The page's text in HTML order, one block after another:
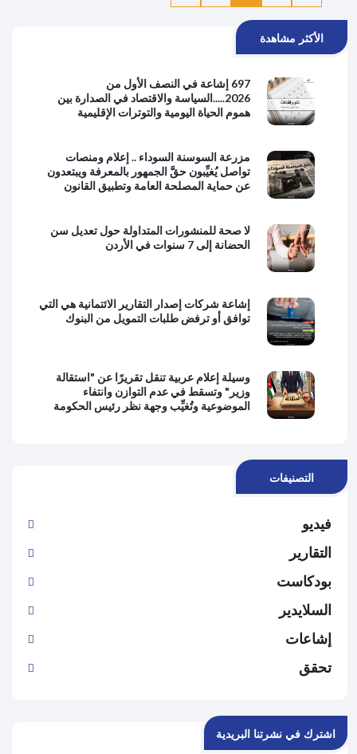
الأكثر مشاهدة
697 إشاعة في النصف الأول من
2026.....السياسة والاقتصاد في الصدارة بين
هموم الحياة اليومية والتوترات الإقليمية
مزرعة السوسنة السوداء .. إعلام ومنصات
تواصل يُغيِّبون حقَّ الجمهور بالمعرفة ويبتعدون
عن حماية المصلحة العامة وتطبيق القانون
لا صحة للمنشورات المتداولة حول تعديل سن
الحضانة إلى 7 سنوات في الأردن
إشاعة شركات إصدار التقارير الائتمانية هي التي
توافق أو ترفض طلبات التمويل من البنوك
وسيلة إعلام عربية تنقل تقريرًا عن "استقالة
وزير" وتسقط في عدم التوازن وانتفاء
الموضوعية وتُغيِّب وجهة نظر رئيس الحكومة
التصنيفات
فيديو
التقارير
بودكاست
السلايدير
إشاعات
تحقق
اشترك في نشرتنا البريدية